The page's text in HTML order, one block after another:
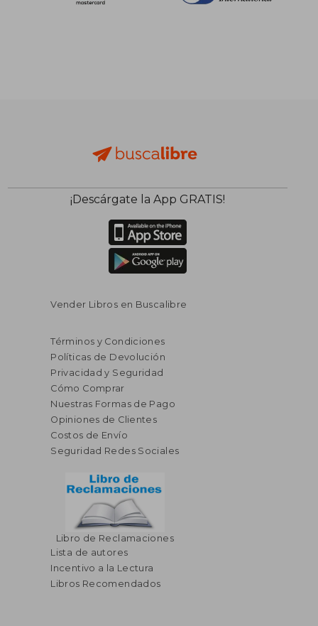
$ 54.86
$ 32.92
45%
dcto. $ 28.47
¡Descárgate la App GRATIS!
Vender Libros en Buscalibre
Términos y Condiciones
Políticas de Devolución
Privacidad y Seguridad
Cómo Comprar
Nuestras Formas de Pago
Opiniones de Clientes
Costos de Envío
Seguridad Redes Sociales
Libro de Reclamaciones
Lista de autores
Incentivo a la Lectura
Libros Recomendados